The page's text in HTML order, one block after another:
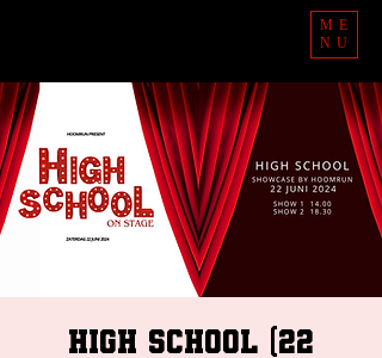
ME
NU
High School (22